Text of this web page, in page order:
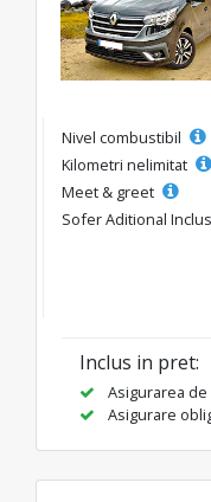
Nivel combustibil
Kilometri nelimitat
Meet & greet
Sofer Aditional Inclus
Inclus in pret:
Asigurarea de
Asigurare